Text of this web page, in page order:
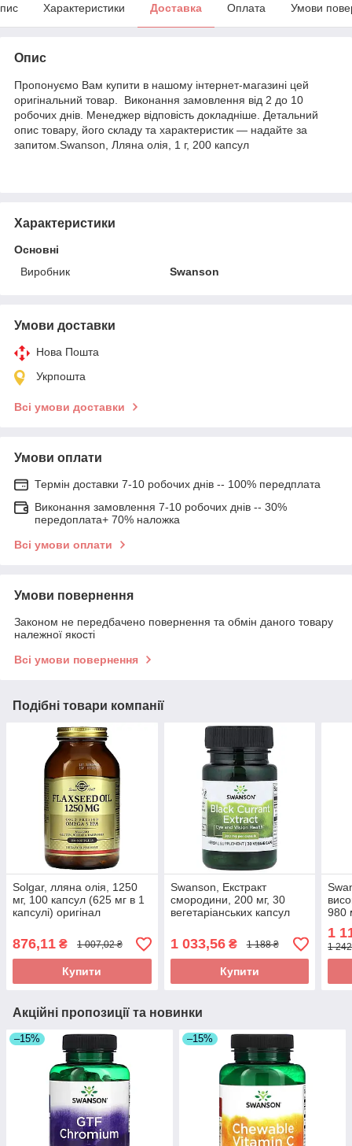
Характеристики Доставка Оплата Умови
Опис
Пропонуємо Вам купити в нашому інтернет-магазині цей
оригінальний товар. Виконання замовлення від 2 до 10
робочих днів. Менеджер відповість докладніше. Детальний
опис товару, його складу та характеристик — надайте за
запитом.Swanson, Лляна олія, 1 г, 200 капсул
Характеристики
Основні
Виробник
Swanson
Умови доставки
Нова Пошта
Укрпошта
Всі умови доставки
Умови оплати
Термін доставки 7-10 робочих днів -- 100% передплата
Виконання замовлення 7-10 робочих днів -- 30%
передоплата+ 70% наложка
Всі умови оплати
Умови повернення
Законом не передбачено повернення та обмін даного товару
належної якості
Всі умови повернення
Подібні товари компанії
Solgar, лляна олія, 1250
мг, 100 капсул (625 мг в 1
капсулі) оригінал
876,11 ₴ 1 007,02 ₴
Купити
Swanson, Екстракт
смородини, 200 мг, 30
вегетаріанських капсул
1 033,56₴ 1 188 ₴
Купити
980
1
1
Акційні пропозиції та новинки
–15% –15%